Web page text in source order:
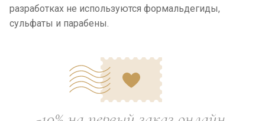
разработках не используются формальдегиды,
сульфаты и парабены.